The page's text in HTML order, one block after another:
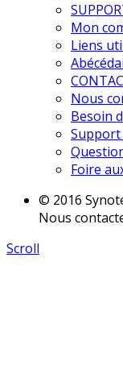
Mon
Liens
Nous
Besoin
Support
Foire
© 2016
Nous
Scroll